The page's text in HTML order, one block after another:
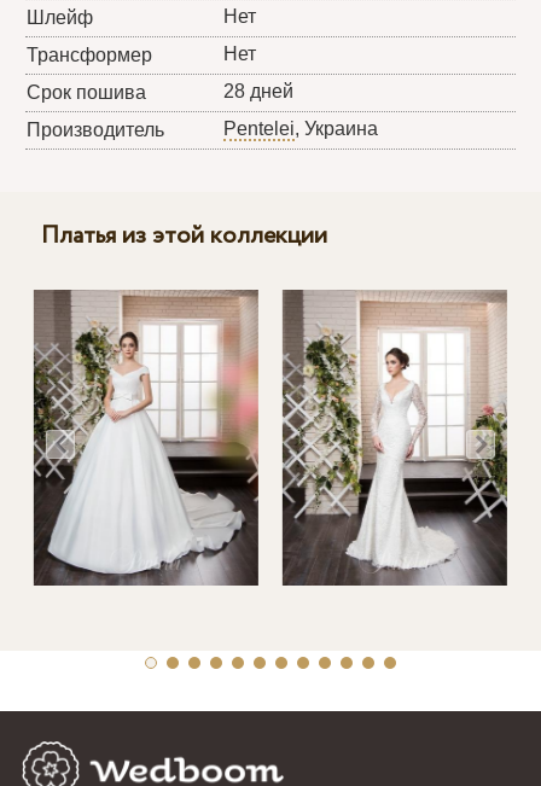
Шлейф
Нет
Трансформер
Нет
Срок пошива
28 дней
Производитель
Pentelei, Украина
Платья из этой коллекции